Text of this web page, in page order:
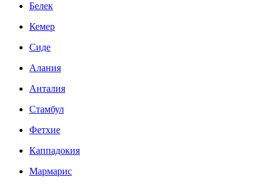
Белек
Кемер
Сиде
Алания
Анталия
Стамбул
Фетхие
Каппадокия
Мармарис